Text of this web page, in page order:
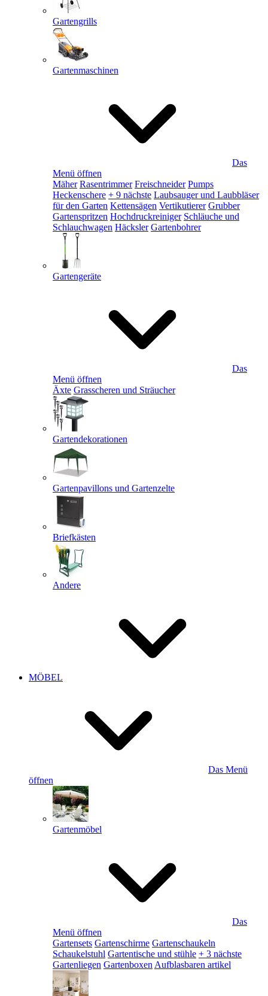
Gartengrills
Gartenmaschinen
Das
Menü öffnen
Mäher Rasentrimmer Freischneider Pumps
Heckenschere + 9 nächste Laubsauger und Laubbläser
für den Garten Kettensägen Vertikutierer Grubber
Gartenspritzen Hochdruckreiniger Schläuche und
Schlauchwagen Häcksler Gartenbohrer
Gartengeräte
Das
Menü öffnen
Äxte Grasscheren und Sträucher
Gartendekorationen
Gartenpavillons und Gartenzelte
Briefkästen
Andere
MÖBEL
Das Menü
öffnen
Gartenmöbel
Das
Menü öffnen
Gartensets Gartenschirme Gartenschaukeln
Schaukelstuhl Gartentische und stühle + 3 nächste
Gartenliegen Gartenboxen Aufblasbaren artikel